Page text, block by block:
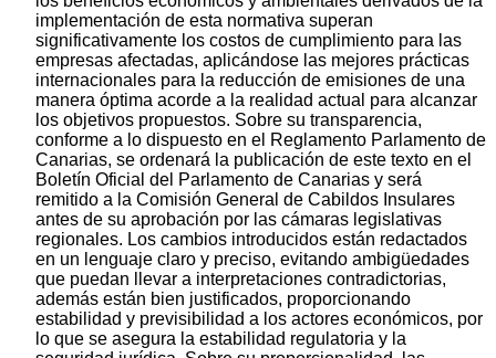
implementación de esta normativa superan
significativamente los costos de cumplimiento para las
empresas afectadas, aplicándose las mejores prácticas
internacionales para la reducción de emisiones de una
manera óptima acorde a la realidad actual para alcanzar
los objetivos propuestos. Sobre su transparencia,
conforme a lo dispuesto en el Reglamento Parlamento de
Canarias, se ordenará la publicación de este texto en el
Boletín Oficial del Parlamento de Canarias y será
remitido a la Comisión General de Cabildos Insulares
antes de su aprobación por las cámaras legislativas
regionales. Los cambios introducidos están redactados
en un lenguaje claro y preciso, evitando ambigüedades
que puedan llevar a interpretaciones contradictorias,
además están bien justificados, proporcionando
estabilidad y previsibilidad a los actores económicos, por
lo que se asegura la estabilidad regulatoria y la